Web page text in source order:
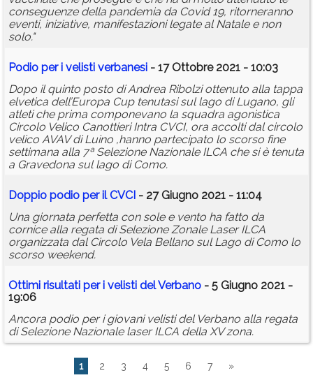
conseguenze della pandemia da Covid 19, ritorneranno
eventi, iniziative, manifestazioni legate al Natale e non
solo."
Podio per i velisti verbanesi - 17 Ottobre 2021 - 10:03
Dopo il quinto posto di Andrea Ribolzi ottenuto alla tappa
elvetica dell’Europa Cup tenutasi sul lago di Lugano, gli
atleti che prima componevano la squadra agonistica
Circolo Velico Canottieri Intra CVCI, ora accolti dal circolo
velico AVAV di Luino ,hanno partecipato lo scorso fine
settimana alla 7ª Selezione Nazionale ILCA che si è tenuta
a Gravedona sul lago di Como.
Doppio podio per il CVCI - 27 Giugno 2021 - 11:04
Una giornata perfetta con sole e vento ha fatto da
cornice alla regata di Selezione Zonale Laser ILCA
organizzata dal Circolo Vela Bellano sul Lago di Como lo
scorso weekend.
Ottimi risultati per i velisti del Verbano - 5 Giugno 2021 -
19:06
Ancora podio per i giovani velisti del Verbano alla regata
di Selezione Nazionale laser ILCA della XV zona.
1 2 3 4 5 6 7 »